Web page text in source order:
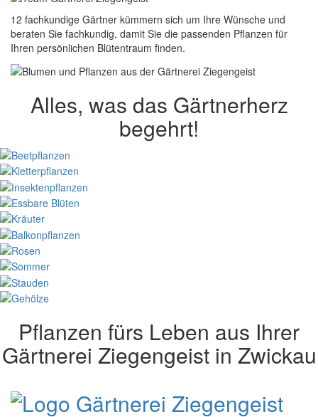
12 fachkundige Gärtner kümmern sich um Ihre Wünsche und
beraten Sie fachkundig, damit Sie die passenden Pflanzen für
Ihren persönlichen Blütentraum finden.
Alles, was das Gärtnerherz
begehrt!
Pflanzen fürs Leben aus Ihrer
Gärtnerei Ziegengeist in Zwickau